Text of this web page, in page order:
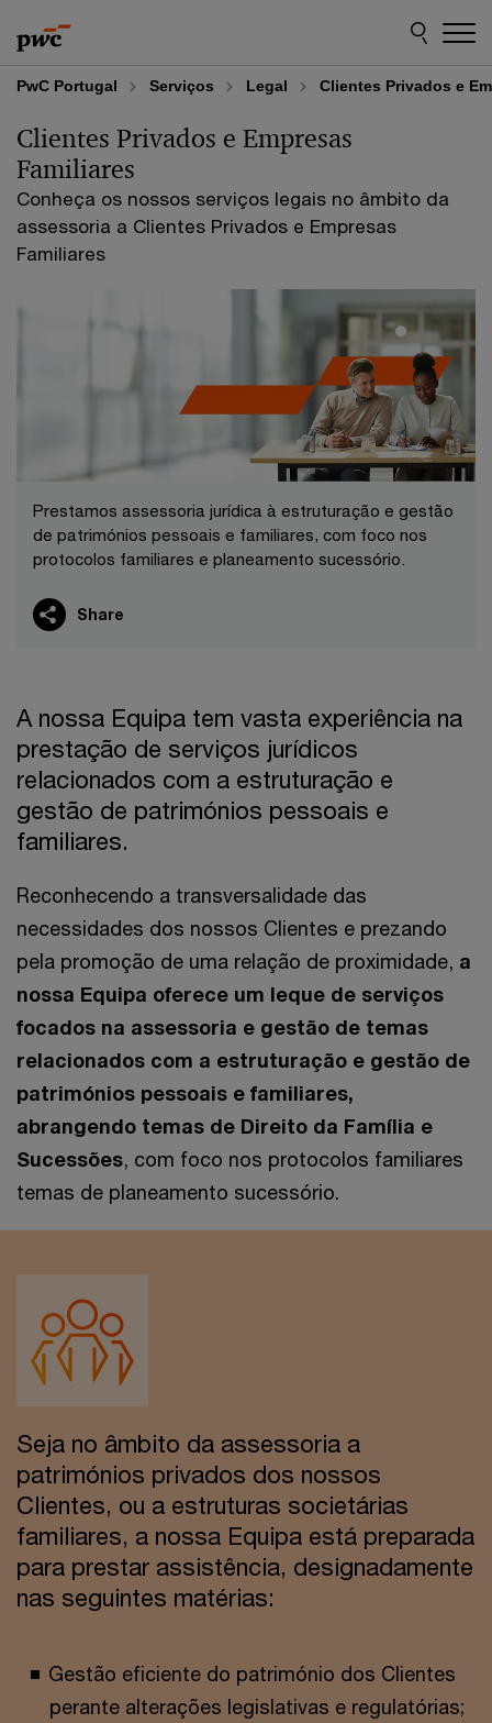
to
content
to
footer
PwC Portugal Serviços Legal Clientes Privados e
Conheça os nossos serviços legais no âmbito da
assessoria a Clientes Privados e Empresas
Familiares
Clientes Privados e Empresas
Familiares
Prestamos assessoria jurídica à estruturação e gestão
de patrimónios pessoais e familiares, com foco nos
protocolos familiares e planeamento sucessório.
Share
A nossa Equipa tem vasta experiência na
prestação de serviços jurídicos
relacionados com a estruturação e
gestão de patrimónios pessoais e
familiares.
Reconhecendo a transversalidade das
necessidades dos nossos Clientes e prezando
pela promoção de uma relação de proximidade, a
nossa Equipa oferece um leque de serviços
focados na assessoria e gestão de temas
relacionados com a estruturação e gestão de
patrimónios pessoais e familiares,
abrangendo temas de Direito da Família e
Sucessões, com foco nos protocolos familiares
temas de planeamento sucessório.
Seja no âmbito da assessoria a
patrimónios privados dos nossos
Clientes, ou a estruturas societárias
familiares, a nossa Equipa está preparada
para prestar assistência, designadamente
nas seguintes matérias:
Gestão eficiente do património dos Clientes
perante alterações legislativas e regulatórias;